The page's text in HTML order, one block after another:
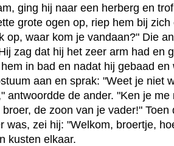
ging hij naar een herberg en
grote ogen op, riep hem bij zich
op, waar kom je vandaan?" Die
zag dat hij het zeer arm had en
in bad en nadat hij gebaad en
aan en sprak: "Weet je niet
antwoordde de ander. "Ken je me
de zoon van je vader!" Toen
was, zei hij: "Welkom, broertje,
kusten elkaar.